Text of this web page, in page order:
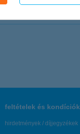
feltételek és kondíciók
hirdetmények / díjjegyzékek